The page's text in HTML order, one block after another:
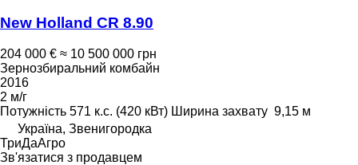
New Holland CR 8.90
204 000 € ≈ 10 500 000 грн
Зернозбиральний комбайн
2016
2 м/г
Потужність 571 к.с. (420 кВт) Ширина захвату 9,15 м
Україна, Звенигородка
ТриДаАгро
Зв'язатися з продавцем